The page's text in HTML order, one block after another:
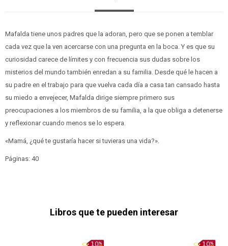
Mafalda tiene unos padres que la adoran, pero que se ponen a temblar
cada vez que la ven acercarse con una pregunta en la boca. Y es que su
curiosidad carece de límites y con frecuencia sus dudas sobre los
misterios del mundo también enredan a su familia. Desde qué le hacen a
su padre en el trabajo para que vuelva cada día a casa tan cansado hasta
su miedo a envejecer, Mafalda dirige siempre primero sus
preocupaciones a los miembros de su familia, a la que obliga a detenerse
y reflexionar cuando menos se lo espera.
«Mamá, ¿qué te gustaría hacer si tuvieras una vida?».
Páginas: 40
Libros que te pueden interesar